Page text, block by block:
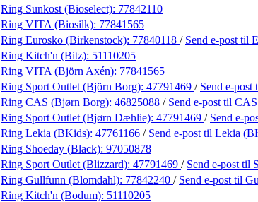
Ring Sunkost (Bioselect): 77842110
Ring VITA (Biosilk): 77841565
Ring Eurosko (Birkenstock): 77840118 / Send e-post til
Ring Kitch'n (Bitz): 51110205
Ring VITA (Björn Axén): 77841565
Ring Sport Outlet (Björn Borg): 47791469 / Send e-post
Ring CAS (Bjørn Borg): 46825088 / Send e-post til
Ring Sport Outlet (Bjørn Dæhlie): 47791469 / Send e-
Ring Lekia (BKids): 47761166 / Send e-post til Lekia
Ring Shoeday (Black): 97050878
Ring Sport Outlet (Blizzard): 47791469 / Send e-post til
Ring Gullfunn (Blomdahl): 77842240 / Send e-post til
Ring Kitch'n (Bodum): 51110205